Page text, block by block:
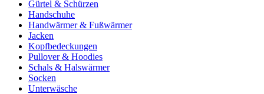
Gürtel & Schürzen
Handschuhe
Handwärmer & Fußwärmer
Jacken
Kopfbedeckungen
Pullover & Hoodies
Schals & Halswärmer
Socken
Unterwäsche